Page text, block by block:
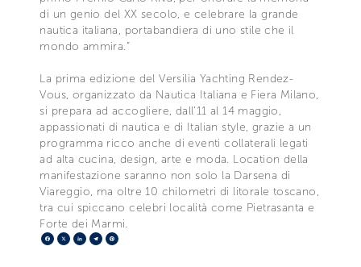
di un genio del XX secolo, e celebrare la grande
nautica italiana, portabandiera di uno stile che il
mondo ammira.”
La prima edizione del Versilia Yachting Rendez-
Vous, organizzato da Nautica Italiana e Fiera Milano,
si prepara ad accogliere, dall’11 al 14 maggio,
appassionati di nautica e di Italian style, grazie a un
programma ricco anche di eventi collaterali legati
ad alta cucina, design, arte e moda. Location della
manifestazione saranno non solo la Darsena di
Viareggio, ma oltre 10 chilometri di litorale toscano,
tra cui spiccano celebri località come Pietrasanta e
Forte dei Marmi.
Facebook
X LinkedIn
Telegram